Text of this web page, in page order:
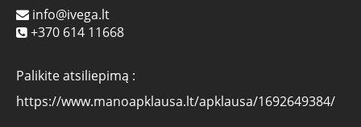
info@ivega.lt
+370 614 11668
Palikite atsiliepimą :
https://www.manoapklausa.lt/apklausa/1692649384/